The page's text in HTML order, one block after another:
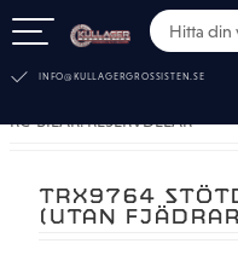
INFO@KULLAGERGROSSISTEN.SE
RC-BILAR. RESERVDELAR
TRX9764
(UTAN